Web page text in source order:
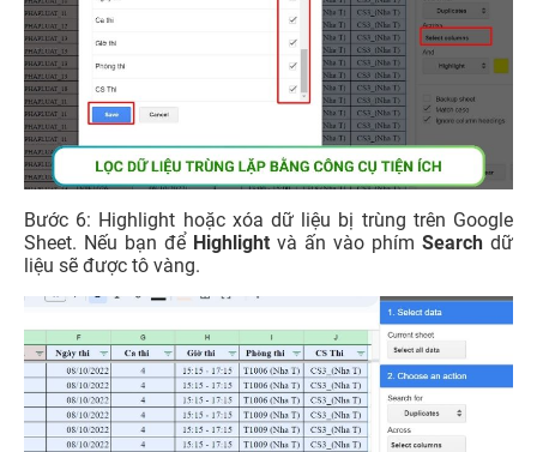
Bước 6: Highlight hoặc xóa dữ liệu bị trùng trên Google
Sheet. Nếu bạn để Highlight và ấn vào phím Search dữ
liệu sẽ được tô vàng.